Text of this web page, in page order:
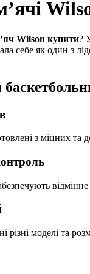
Wilson купити?
себе як один з
з міцних та
різні моделі та